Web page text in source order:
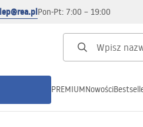
Pon-Pt: 7:00 – 19:00
PREMIUMNowości